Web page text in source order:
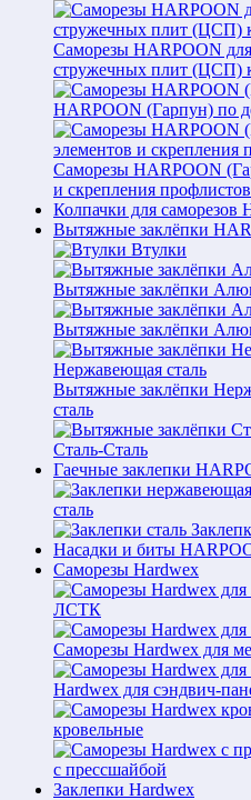
Саморезы HARPOON
стружечных плит (ЦСП)
HARPOON (Гарпун) по
Саморезы HARPOON
и скрепления
Колпачки для саморезов
Вытяжные заклёпки
Втулки
Вытяжные заклёпки
Вытяжные заклёпки
Вытяжные заклёпки
сталь
Сталь-Сталь
Гаечные заклепки
сталь
Насадки и биты
Саморезы Hardwex
ЛСТК
Саморезы Hardwex для
Hardwex для сэндвич-
кровельные
с прессшайбой
Заклепки Hardwex